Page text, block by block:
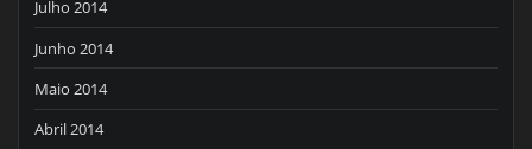
Julho 2014
Junho 2014
Maio 2014
Abril 2014